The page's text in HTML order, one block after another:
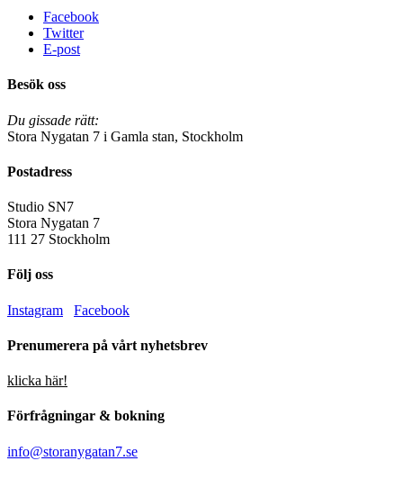
Facebook
Twitter
E-post
Besök oss
Du gissade rätt:
Stora Nygatan 7 i Gamla stan, Stockholm
Postadress
Studio SN7
Stora Nygatan 7
111 27 Stockholm
Följ oss
Instagram Facebook
Prenumerera på vårt nyhetsbrev
klicka här!
Förfrågningar & bokning
info@storanygatan7.se